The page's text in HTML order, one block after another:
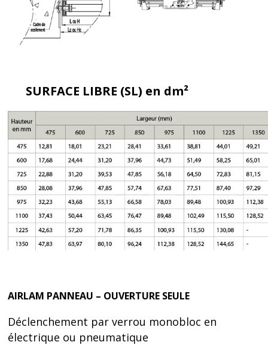
SURFACE LIBRE (SL) en dm²
AIRLAM PANNEAU – OUVERTURE SEULE
Déclenchement par verrou monobloc en
électrique ou pneumatique